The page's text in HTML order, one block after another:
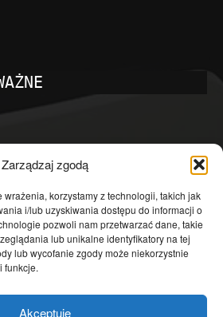
Zarządzaj zgodą
korzystamy z technologii, takich jak
i/lub uzyskiwania dostępu do informacji o
pozwoli nam przetwarzać dane, takie
lub unikalne identyfikatory na tej
lub wycofanie zgody może niekorzystnie
funkcje.
Akceptuję
4601
4363
3639
2823